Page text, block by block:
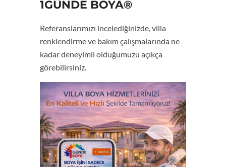
1GÜNDE BOYA®
Referanslarımızı incelediğinizde, villa
renklendirme ve bakım çalışmalarında ne
kadar deneyimli olduğumuzu açıkça
görebilirsiniz.